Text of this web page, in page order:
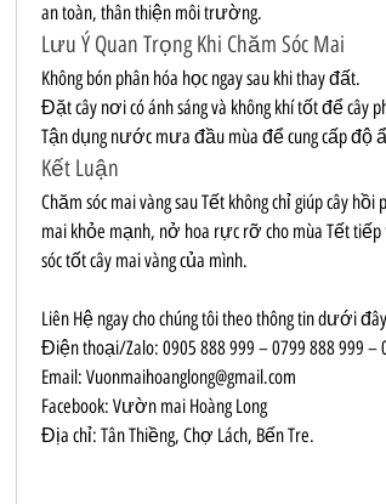
an toàn, thân thiện môi trường.
Lưu Ý Quan Trọng Khi Chăm Sóc Mai
Không bón phân hóa học ngay sau khi thay đất.
Đặt cây nơi có ánh sáng và không khí tốt để cây
Tận dụng nước mưa đầu mùa để cung cấp độ
Kết Luận
Chăm sóc mai vàng sau Tết không chỉ giúp cây
mai khỏe mạnh, nở hoa rực rỡ cho mùa Tết
sóc tốt cây mai vàng của mình.
Liên Hệ ngay cho chúng tôi theo thông tin dưới
Điện thoại/Zalo: 0905 888 999 – 0799 888 999 –
Email: Vuonmaihoanglong@gmail.com
Facebook: Vườn mai Hoàng Long
Địa chỉ: Tân Thiềng, Chợ Lách, Bến Tre.